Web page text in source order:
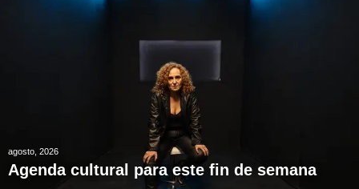
agosto, 2026
Agenda cultural para este fin de semana